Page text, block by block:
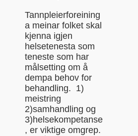
Tannpleierforeining
a meinar folket skal
kjenna igjen
helsetenesta som
teneste som har
målsetting om å
dempa behov for
behandling. 1)
meistring
2)samhandling og
3)helsekompetanse
, er viktige omgrep.